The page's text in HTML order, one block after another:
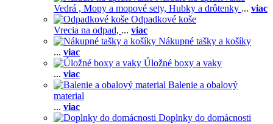
Vedrá , Mopy a mopové sety, Hubky a drôtenky ... viac
Odpadkové koše
Vrecia na odpad, ... viac
Nákupné tašky a košíky
... viac
Úložné boxy a vaky
... viac
Balenie a obalový
material
... viac
Doplnky do domácnosti